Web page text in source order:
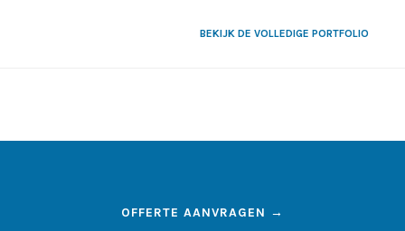
BEKIJK DE VOLLEDIGE PORTFOLIO
OFFERTE AANVRAGEN →